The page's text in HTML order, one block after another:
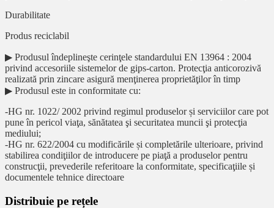
Durabilitate
Produs reciclabil
▶ Produsul îndeplineşte cerinţele standardului EN 13964 : 2004
privind accesoriile sistemelor de gips-carton. Protecţia anticorozivă
realizată prin zincare asigură menţinerea proprietăţilor în timp
▶ Produsul este in conformitate cu:
-HG nr. 1022/ 2002 privind regimul produselor și serviciilor care pot
pune în pericol viaţa, sănătatea şi securitatea muncii şi protecţia
mediului;
-HG nr. 622/2004 cu modificările și completările ulterioare, privind
stabilirea condiţiilor de introducere pe piaţă a produselor pentru
construcţii, prevederile referitoare la conformitate, specificaţiile și
documentele tehnice directoare
Distribuie pe rețele